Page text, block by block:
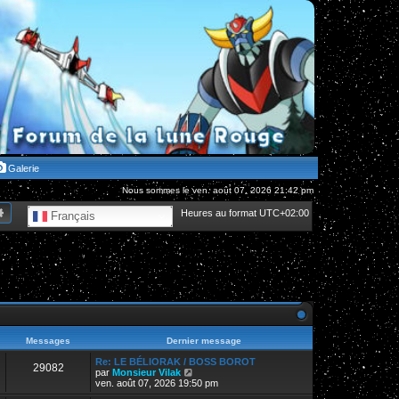
Galerie
Nous sommes le ven. août 07, 2026 21:42 pm
Heures au format UTC+02:00
Français
Recherche avancée
Messages Dernier message
29082
Re: LE BÉLIORAK / BOSS BOROT
par Monsieur Vilak
o
i
ven. août 07, 2026 19:50 pm